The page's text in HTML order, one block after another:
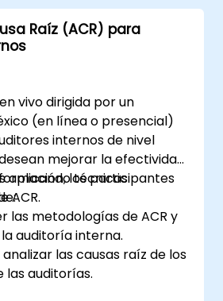
en nuevos
la autoridad:
los mismos problemas
la alta dirección y los
Raíz (ACR) para
vivo dirigida por un
(en línea o presencial)
internos de nivel
mejorar la efectividad
aplicando técnicas
ACR.
los participantes
las metodologías de ACR y
auditoría interna.
las causas raíz de los
las auditorías.